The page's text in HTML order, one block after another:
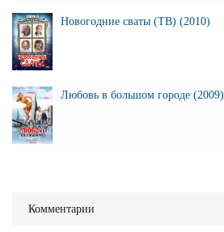
Новогодние сваты (ТВ) (2010)
Любовь в большом городе (2009)
Комментарии